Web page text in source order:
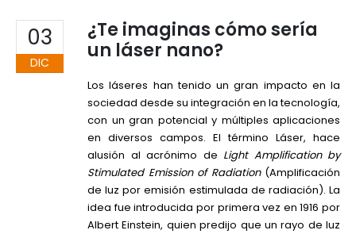
03
DIC
¿Te imaginas cómo sería
un láser nano?
Los láseres han tenido un gran impacto en la
sociedad desde su integración en la tecnología,
con un gran potencial y múltiples aplicaciones
en diversos campos. El término Láser, hace
alusión al acrónimo de Light Amplification by
Stimulated Emission of Radiation(Amplificación
de luz por emisión estimulada de radiación). La
idea fue introducida por primera vez en 1916 por
Albert Einstein, quien predijo que un rayo de luz